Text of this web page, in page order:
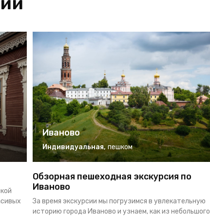
Иваново
Индивидуальная, пешком
Обзорная пешеходная экскурсия по
Иваново
За время экскурсии мы погрузимся в увлекательную
историю города Иваново и узнаем, как из небольшого